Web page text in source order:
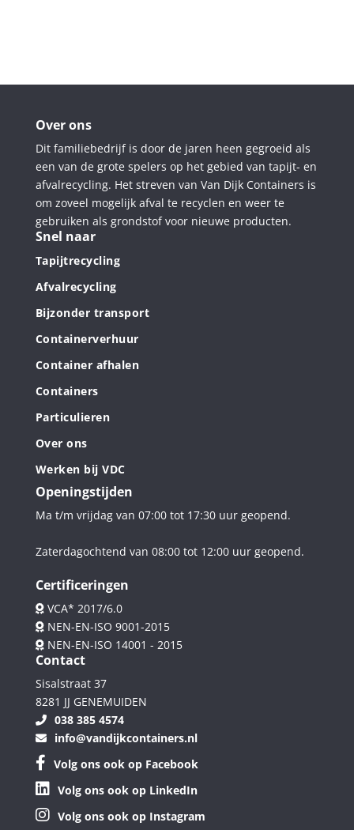
Over ons
Dit familiebedrijf is door de jaren heen gegroeid als
een van de grote spelers op het gebied van tapijt- en
afvalrecycling. Het streven van Van Dijk Containers is
om zoveel mogelijk afval te recyclen en weer te
gebruiken als grondstof voor nieuwe producten.
Snel naar
Tapijtrecycling
Afvalrecycling
Bijzonder transport
Containerverhuur
Container afhalen
Containers
Particulieren
Over ons
Werken bij VDC
Openingstijden
Ma t/m vrijdag van 07:00 tot 17:30 uur geopend.
Zaterdagochtend van 08:00 tot 12:00 uur geopend.
Certificeringen
VCA* 2017/6.0
NEN-EN-ISO 9001-2015
NEN-EN-ISO 14001 - 2015
Contact
Sisalstraat 37
8281 JJ GENEMUIDEN
038 385 4574
info@vandijkcontainers.nl
Volg ons ook op Facebook
Volg ons ook op LinkedIn
Volg ons ook op Instagram